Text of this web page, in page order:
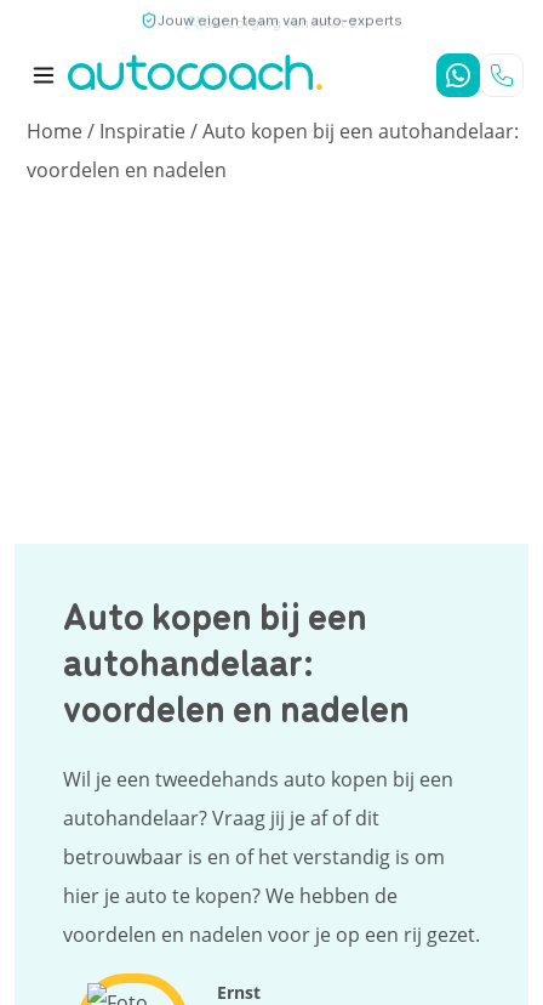
9,7/10 4,8/5
Jouw eigen team van auto-experts
Home/ Inspiratie/Auto kopen bij een autohandelaar:
voordelen en nadelen
Auto kopen bij een
autohandelaar:
voordelen en nadelen
Wil je een tweedehands auto kopen bij een
autohandelaar? Vraag jij je af of dit
betrouwbaar is en of het verstandig is om
hier je auto te kopen? We hebben de
voordelen en nadelen voor je op een rij gezet.
Ernst